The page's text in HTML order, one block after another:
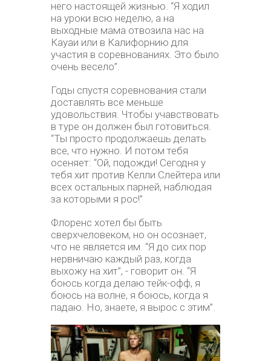
него настоящей жизнью. “Я ходил
на уроки всю неделю, а на
выходные мама отвозила нас на
Кауаи или в Калифорнию для
участия в соревнованиях. Это было
очень весело”.
Годы спустя соревнования стали
доставлять все меньше
удовольствия. Чтобы учавствовать
в туре он должен был готовиться.
“Ты просто продолжаешь делать
все, что нужно. И потом тебя
осеняет: “Ой, подожди! Сегодня у
тебя хит против Келли Слейтера или
всех остальных парней, наблюдая
за которыми я рос!”
Флоренс хотел бы быть
сверхчеловеком, но он осознает,
что не является им. “Я до сих пор
нервничаю каждый раз, когда
выхожу на хит”, - говорит он. “Я
боюсь когда делаю тейк-офф, я
боюсь на волне, я боюсь, когда я
падаю. Но, знаете, я вырос с этим”.